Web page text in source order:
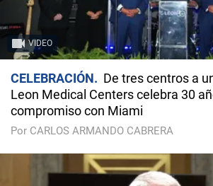
VIDEO
CELEBRACIÓN
De tres centros a
Leon Medical Centers celebra 30
compromiso con Miami
Por CARLOS ARMANDO CABRERA